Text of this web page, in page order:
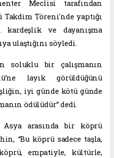
Meclisi tarafından
Töreni'nde yaptığı
kardeşlik ve dayanışma
ulaştığını söyledi.
soluklu bir çalışmanın
layık görüldüğünü
iyi günde kötü günde
ödülüdür” dedi.
Asya arasında bir köprü
“Bu köprü sadece taşla,
empatiyle, kültürle,